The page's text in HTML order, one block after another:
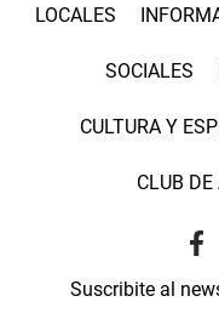
LOCALES
SOCIALES
CULTURA Y
CLUB
Suscribite al